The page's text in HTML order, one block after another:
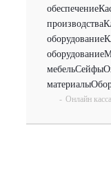
обеспечение
производства
оборудование
оборудование
мебельСейфы
материалы
- Онлайн